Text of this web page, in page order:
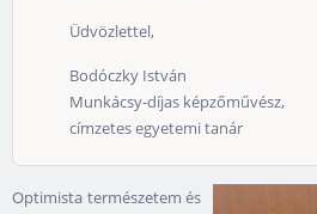
Üdvözlettel,
Bodóczky István
Munkácsy-díjas képzőművész,
címzetes egyetemi tanár
Optimista természetem és